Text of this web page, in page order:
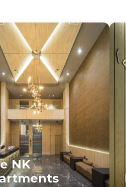
NK